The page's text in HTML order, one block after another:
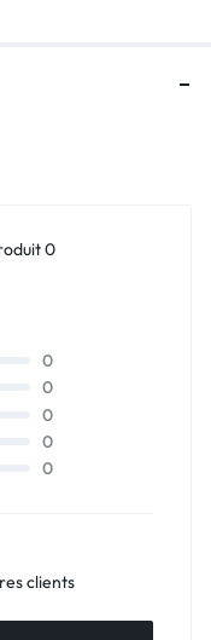
0
0
0
0
0
0
clients